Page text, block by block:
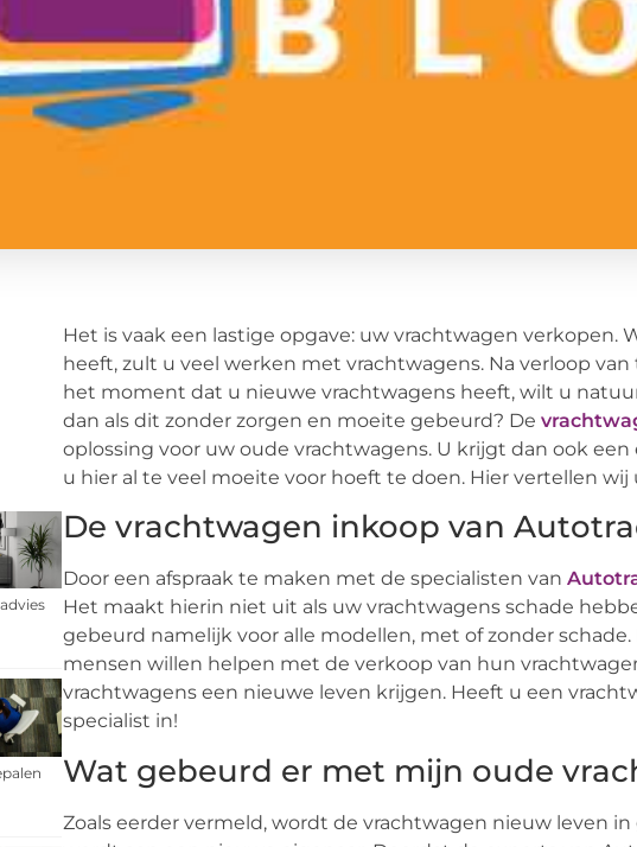
Het is vaak een lastige opgave: uw vrachtwagen
heeft, zult u veel werken met vrachtwagens. Na verloop
het moment dat u nieuwe vrachtwagens heeft, wilt u
dan als dit zonder zorgen en moeite gebeurd? De
oplossing voor uw oude vrachtwagens. U krijgt dan ook
u hier al te veel moeite voor hoeft te doen. Hier vertellen wij
De vrachtwagen inkoop van
Door een afspraak te maken met de specialisten van
Het maakt hierin niet uit als uw vrachtwagens schade
gebeurd namelijk voor alle modellen, met of zonder
mensen willen helpen met de verkoop van hun
vrachtwagens een nieuwe leven krijgen. Heeft u een
specialist in!
Wat gebeurd er met mijn oude
Zoals eerder vermeld, wordt de vrachtwagen nieuw leven